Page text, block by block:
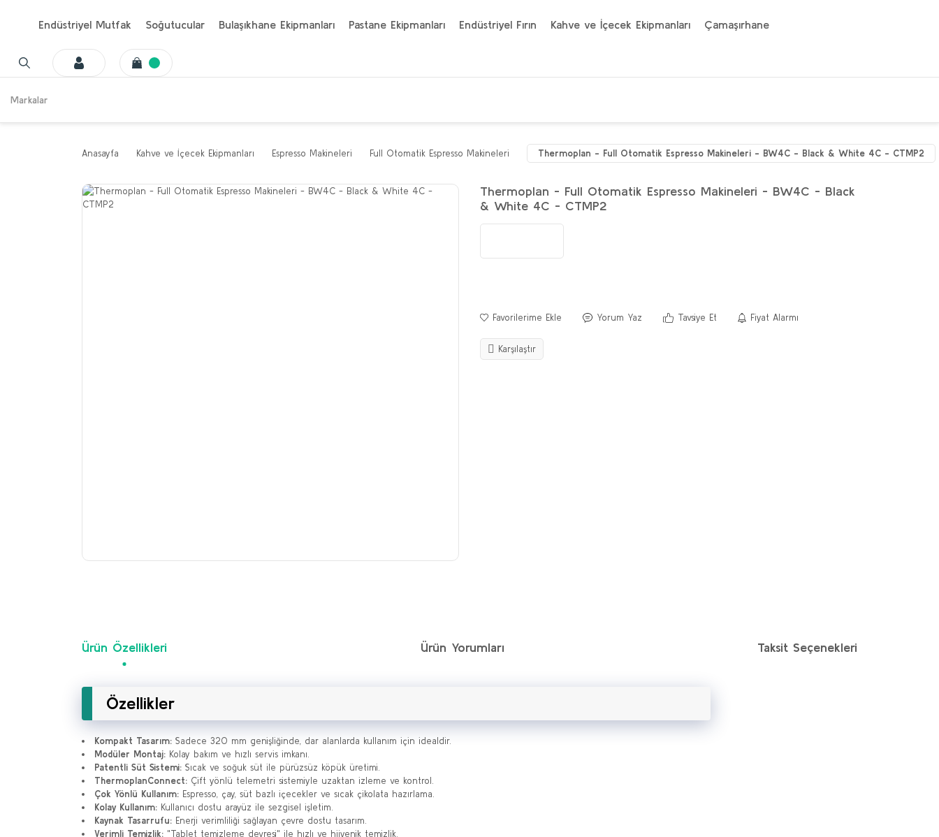
Endüstriyel Mutfak Soğutucular Bulaşıkhane Ekipmanları Pastane Ekipmanları Endüstriyel Fırın Kahve ve İçecek Ekipmanları Çamaşırhane
Markalar
Anasayfa Kahve ve İçecek Ekipmanları Espresso Makineleri Full Otomatik Espresso Makineleri Thermoplan - Full Otomatik Espresso Makineleri - BW4C - Black & White 4C - CTMP2
Thermoplan - Full Otomatik Espresso Makineleri - BW4C - Black
& White 4C - CTMP2
Yorum Yaz Tavsiye Et Fiyat Alarmı
Karşılaştır
Ürün Özellikleri Ürün Yorumları Taksit Seçenekleri
Özellikler
Kompakt Tasarım: Sadece 320 mm genişliğinde, dar alanlarda kullanım için idealdir.
Modüler Montaj: Kolay bakım ve hızlı servis imkanı.
Patentli Süt Sistemi: Sıcak ve soğuk süt ile pürüzsüz köpük üretimi.
ThermoplanConnect: Çift yönlü telemetri sistemiyle uzaktan izleme ve kontrol.
Çok Yönlü Kullanım: Espresso, çay, süt bazlı içecekler ve sıcak çikolata hazırlama.
Kolay Kullanım: Kullanıcı dostu arayüz ile sezgisel işletim.
Kaynak Tasarrufu: Enerji verimliliği sağlayan çevre dostu tasarım.
Verimli Temizlik: "Tablet temizleme devresi" ile hızlı ve hijyenik temizlik.